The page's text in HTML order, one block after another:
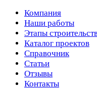
Компания
Наши работы
Этапы
Каталог проектов
Справочник
Статьи
Отзывы
Контакты